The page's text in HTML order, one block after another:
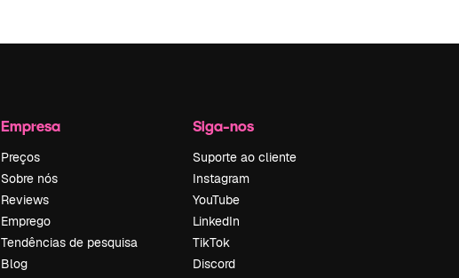
Empresa
Preços
Sobre nós
Reviews
Emprego
Tendências de pesquisa
Blog
Siga-nos
Suporte ao cliente
Instagram
YouTube
LinkedIn
TikTok
Discord